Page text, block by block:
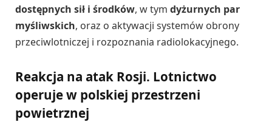
dostępnych sił i środków, w tym dyżurnych par
myśliwskich, oraz o aktywacji systemów obrony
przeciwlotniczej i rozpoznania radiolokacyjnego.
Reakcja na atak Rosji. Lotnictwo
operuje w polskiej przestrzeni
powietrznej